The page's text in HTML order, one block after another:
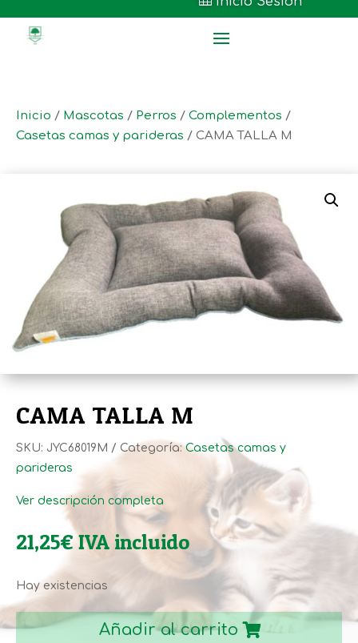
Inicio / Mascotas / Perros / Complementos /
Casetas camas y parideras / CAMA TALLA M
CAMA TALLA M
SKU: JYC68019M Categoría:Casetas camas y
parideras
Ver descripción completa
21,25€IVA incluido
Hay existencias
CAMA
TALLA
Añadir al carrito